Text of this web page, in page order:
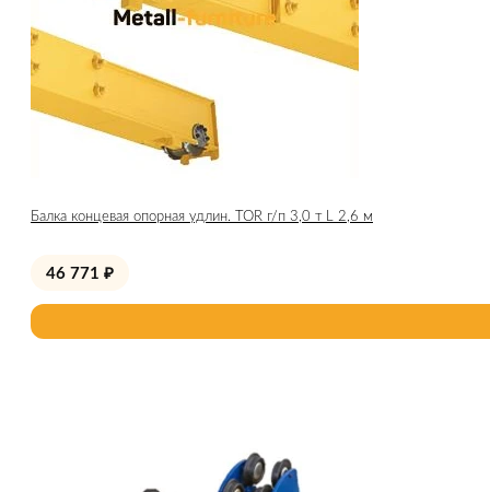
Балка концевая опорная удлин. TOR г/п 3,0 т L 2,6 м
46 771 ₽